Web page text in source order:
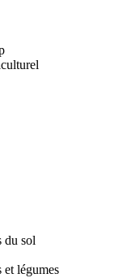
du sol
et légumes